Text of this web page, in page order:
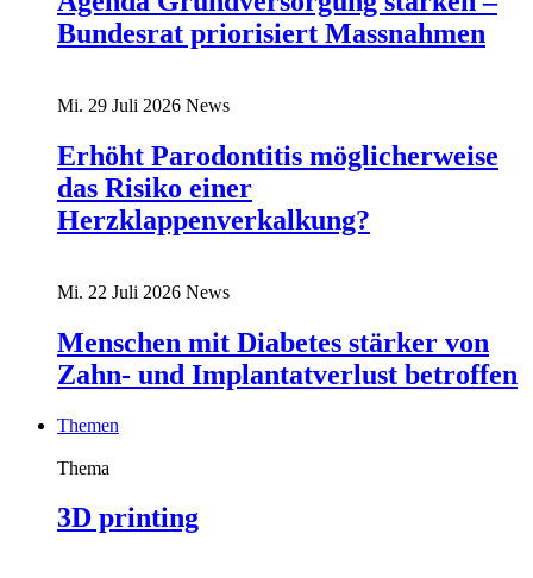
Bundesrat priorisiert Massnahmen
Mi. 29 Juli 2026 News
Erhöht Parodontitis möglicherweise
das Risiko einer
Herzklappenverkalkung?
Mi. 22 Juli 2026 News
Menschen mit Diabetes stärker von
Zahn- und Implantatverlust betroffen
Themen
Thema
3D printing